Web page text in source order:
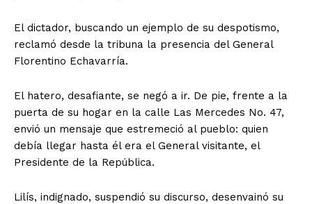
El dictador, buscando un ejemplo de su despotismo,
reclamó desde la tribuna la presencia del General
Florentino Echavarría.
El hatero, desafiante, se negó a ir. De pie, frente a la
puerta de su hogar en la calle Las Mercedes No. 47,
envió un mensaje que estremeció al pueblo: quien
debía llegar hasta él era el General visitante, el
Presidente de la República.
Lilís, indignado, suspendió su discurso, desenvainó su